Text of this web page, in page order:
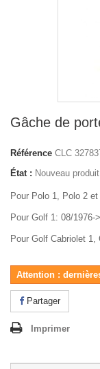
Gâche de
Référence CLC
État : Nouveau produit
Pour Polo 1, Polo 2 et
Pour Golf 1: 08/1976->
Pour Golf Cabriolet
Attention :
Partager
Imprimer